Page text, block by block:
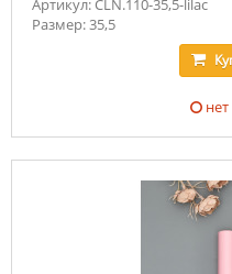
Артикул: CLN.110-35,5-lilac
Размер: 35,5